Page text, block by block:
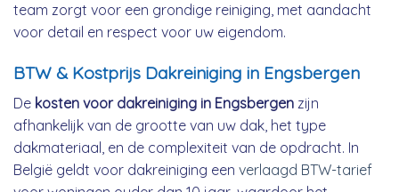
team zorgt voor een grondige reiniging, met aandacht
voor detail en respect voor uw eigendom.
BTW & Kostprijs Dakreiniging in Engsbergen
De kosten voor dakreiniging in Engsbergen zijn
afhankelijk van de grootte van uw dak, het type
dakmateriaal, en de complexiteit van de opdracht. In
België geldt voor dakreiniging een verlaagd BTW-tarief